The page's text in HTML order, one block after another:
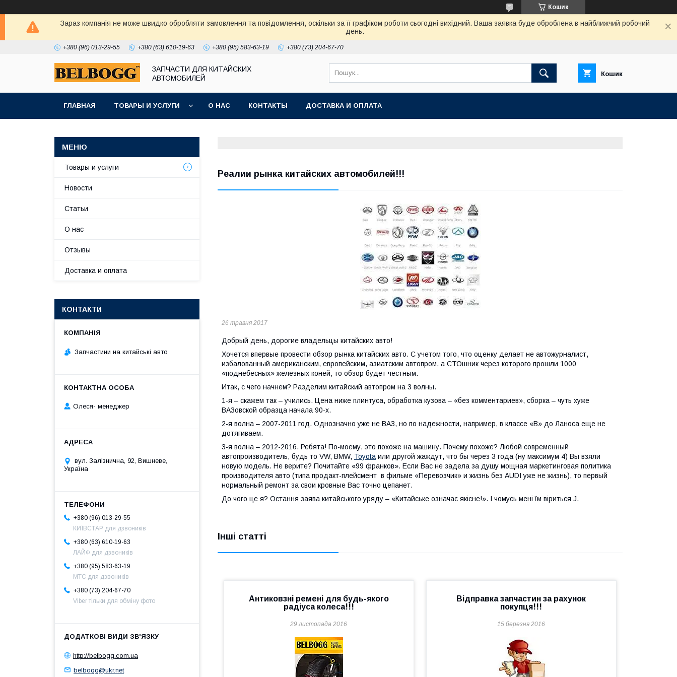
Кошик
Зараз компанія не може швидко обробляти замовлення та повідомлення, оскільки за її графіком роботи сьогодні вихідний. Ваша заявка буде оброблена в найближчий робочий
день.
+380 (96) 013-29-55 +380 (63) 610-19-63 +380 (95) 583-63-19 +380 (73) 204-67-70
ЗАПЧАСТИ ДЛЯ КИТАЙСКИХ
АВТОМОБИЛЕЙ
Кошик
ГЛАВНАЯ ТОВАРЫ И УСЛУГИ О НАС КОНТАКТЫ ДОСТАВКА И ОПЛАТА
Реалии рынка китайских автомобилей!!!
26 травня 2017
Добрый день, дорогие владельцы китайских авто!
Хочется впервые провести обзор рынка китайских авто. С учетом того, что оценку делает не автожурналист,
избалованный американским, европейским, азиатским автопром, а СТОшник через которого прошли 1000
«поднебесных» железных коней, то обзор будет честным.
Итак, с чего начнем? Разделим китайский автопром на 3 волны.
1-я – скажем так – учились. Цена ниже плинтуса, обработка кузова – «без комментариев», сборка – чуть хуже
ВАЗовской образца начала 90-х.
2-я волна – 2007-2011 год. Однозначно уже не ВАЗ, но по надежности, например, в классе «В» до Ланоса еще не
дотягиваем.
3-я волна – 2012-2016. Ребята! По-моему, это похоже на машину. Почему похоже? Любой современный
автопроизводитель, будь то VW, BMW, Toyota или другой жаждут, что бы через 3 года (ну максимум 4) Вы взяли
новую модель. Не верите? Почитайте «99 франков». Если Вас не задела за душу мощная маркетинговая политика
производителя авто (типа продакт-плейсмент в фильме «Перевозчик» и жизнь без AUDI уже не жизнь), то первый
нормальный ремонт за свои кровные Вас точно цепанет.
До чого це я? Остання заява китайського уряду – «Китайське означає якісне!». І чомусь мені їм віриться J.
Інші статті
Антиковзні ремені для будь-якого
радіуса колеса!!!
29 листопада 2016
Відправка запчастин за рахунок
покупця!!!
15 березня 2016
Товары и услуги
Новости
Статьи
О нас
Отзывы
Доставка и оплата
КОНТАКТИ
Запчастини на китайські авто
Олеся- менеджер
вул. Залізнична, 92, Вишневе,
Україна
+380 (96) 013-29-55
КИЇВСТАР для дзвоників
+380 (63) 610-19-63
ЛАЙФ для дзвоників
+380 (95) 583-63-19
МТС для дзвоників
+380 (73) 204-67-70
Viber тільки для обміну фото
http://belbogg.com.ua
belbogg@ukr.net